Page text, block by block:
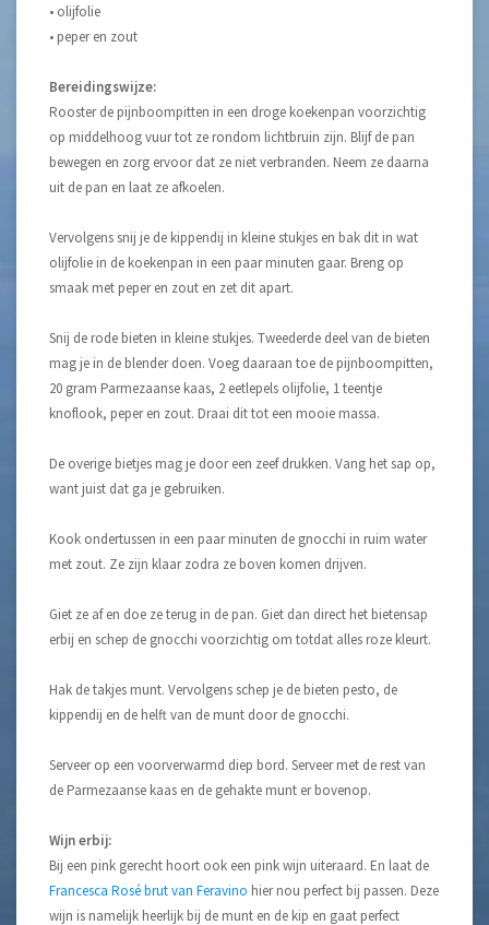
• olijfolie
• peper en zout
Bereidingswijze:
Rooster de pijnboompitten in een droge koekenpan voorzichtig
op middelhoog vuur tot ze rondom lichtbruin zijn. Blijf de pan
bewegen en zorg ervoor dat ze niet verbranden. Neem ze daarna
uit de pan en laat ze afkoelen.
Vervolgens snij je de kippendij in kleine stukjes en bak dit in wat
olijfolie in de koekenpan in een paar minuten gaar. Breng op
smaak met peper en zout en zet dit apart.
Snij de rode bieten in kleine stukjes. Tweederde deel van de bieten
mag je in de blender doen. Voeg daaraan toe de pijnboompitten,
20 gram Parmezaanse kaas, 2 eetlepels olijfolie, 1 teentje
knoflook, peper en zout. Draai dit tot een mooie massa.
De overige bietjes mag je door een zeef drukken. Vang het sap op,
want juist dat ga je gebruiken.
Kook ondertussen in een paar minuten de gnocchi in ruim water
met zout. Ze zijn klaar zodra ze boven komen drijven.
Giet ze af en doe ze terug in de pan. Giet dan direct het bietensap
erbij en schep de gnocchi voorzichtig om totdat alles roze kleurt.
Hak de takjes munt. Vervolgens schep je de bieten pesto, de
kippendij en de helft van de munt door de gnocchi.
Serveer op een voorverwarmd diep bord. Serveer met de rest van
de Parmezaanse kaas en de gehakte munt er bovenop.
Wijn erbij:
Bij een pink gerecht hoort ook een pink wijn uiteraard. En laat de
Francesca Rosé brut van Feravino hier nou perfect bij passen. Deze
wijn is namelijk heerlijk bij de munt en de kip en gaat perfect